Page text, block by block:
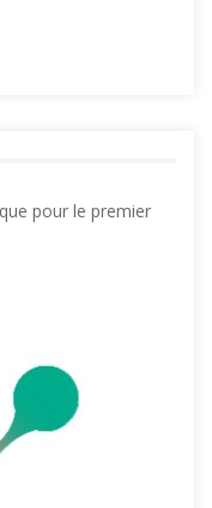
pour le premier